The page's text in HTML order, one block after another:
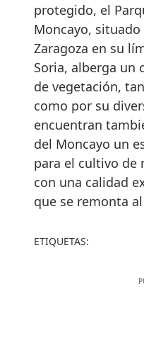
protegido, el
Moncayo,
Zaragoza en su
Soria, alberga
de vegetación,
como por su
encuentran
del Moncayo un
para el cultivo de
con una calidad
que se remonta
ETIQUETAS: